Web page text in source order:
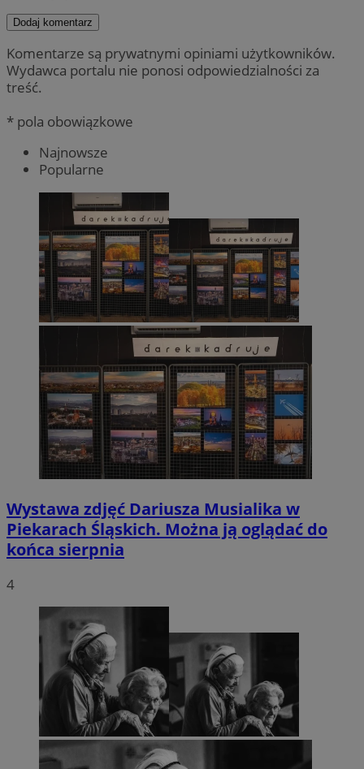
Dodaj komentarz
Komentarze są prywatnymi opiniami użytkowników.
Wydawca portalu nie ponosi odpowiedzialności za
treść.
* pola obowiązkowe
Najnowsze
Popularne
Wystawa zdjęć Dariusza Musialika w
Piekarach Śląskich. Można ją oglądać do
końca sierpnia
4